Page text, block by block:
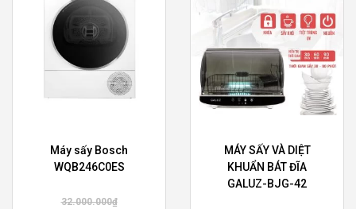
Máy sấy Bosch
WQB246C0ES
32.000.000₫
MÁY SẤY VÀ DIỆT
KHUẨN BÁT ĐĨA
GALUZ-BJG-42